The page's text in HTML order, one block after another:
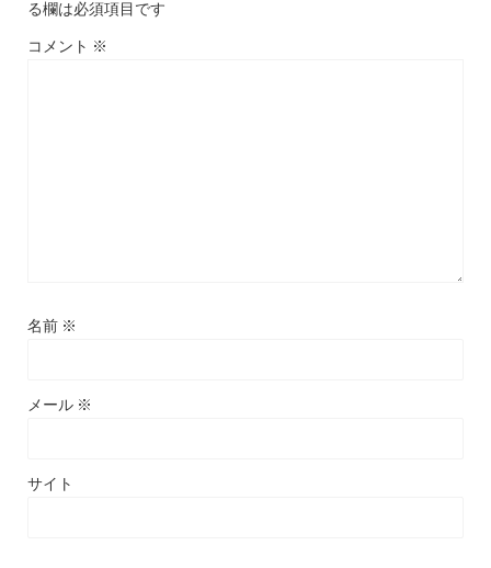
る欄は必須項目です
コメント ※
名前 ※
メール ※
サイト